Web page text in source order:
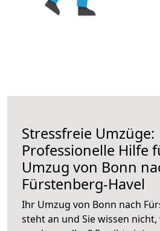
Stressfreie Umzüge:
Professionelle Hilfe
Umzug von Bonn
Fürstenberg-Havel
Ihr Umzug von Bonn nach
steht an und Sie wissen nicht,